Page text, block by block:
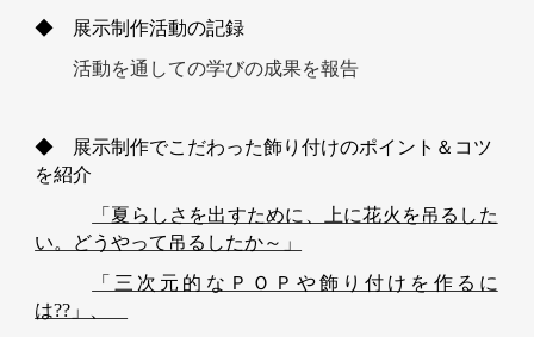
◆ 展示制作活動の記録
活動を通しての学びの成果を報告
◆ 展示制作でこだわった飾り付けのポイント＆コツ
を紹介
「夏らしさを出すために、上に花火を吊るした
い。どうやって吊るしたか～」
「三次元的なＰＯＰや飾り付けを作るに
は??」、